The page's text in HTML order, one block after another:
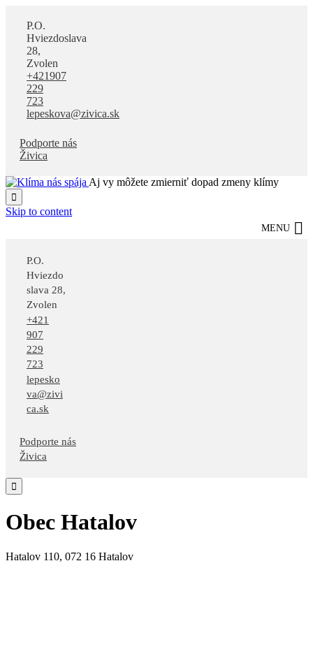
P.O.
Hviezdoslava
28,
Zvolen
+421907
229
723
lepeskova@zivica.sk
Podporte nás
Živica
Aj vy môžete zmierniť dopad zmeny klímy

Skip to content
MENU
P.O.
Hviezdo
slava 28,
Zvolen
+421
907
229
723
lepesko
va@zivi
ca.sk
Podporte nás
Živica

Obec Hatalov
Hatalov 110, 072 16 Hatalov